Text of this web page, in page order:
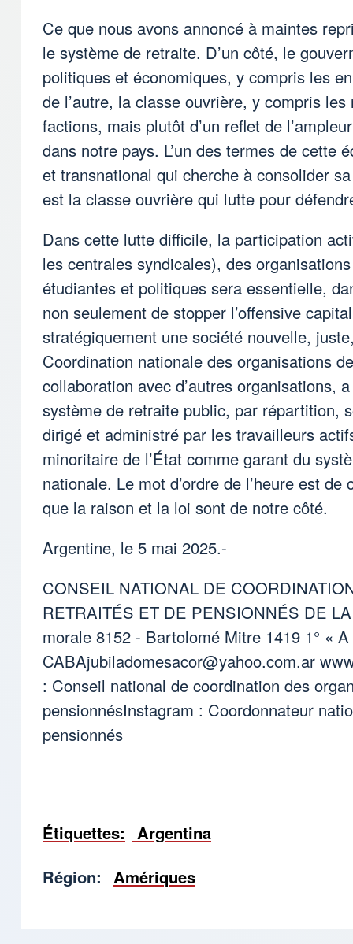
Ce que nous avons annoncé à maintes
le système de retraite. D’un côté, le
politiques et économiques, y compris les
de l’autre, la classe ouvrière, y compris
factions, mais plutôt d’un reflet de
dans notre pays. L’un des termes de cette
et transnational qui cherche à consolider
est la classe ouvrière qui lutte pour
Dans cette lutte difficile, la participation
les centrales syndicales), des
étudiantes et politiques sera essentielle,
non seulement de stopper l’offensive
stratégiquement une société nouvelle,
Coordination nationale des organisations
collaboration avec d’autres organisations,
système de retraite public, par répartition,
dirigé et administré par les travailleurs
minoritaire de l’État comme garant du
nationale. Le mot d’ordre de l’heure est
que la raison et la loi sont de notre côté.
Argentine, le 5 mai 2025.-
CONSEIL NATIONAL DE
RETRAITÉS ET DE PENSIONNÉS DE
morale 8152 - Bartolomé Mitre 1419 1° «
CABAjubiladomesacor@yahoo.com.ar
: Conseil national de coordination des
pensionnésInstagram : Coordonnateur
pensionnés
Étiquettes
Argentina
Région
Amériques